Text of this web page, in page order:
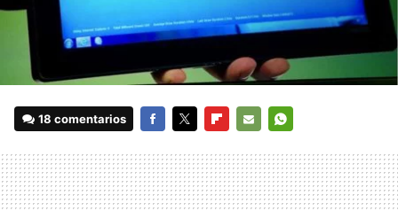
18 comentarios
MAIL